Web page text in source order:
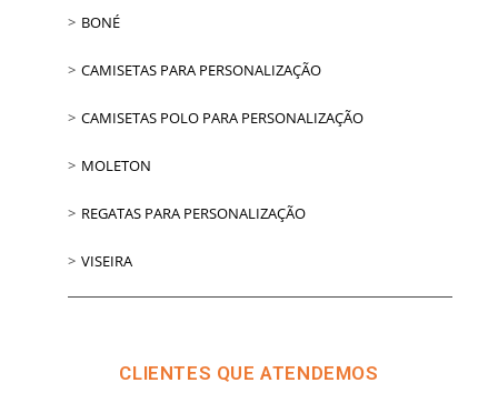
BONÉ
CAMISETAS PARA PERSONALIZAÇÃO
CAMISETAS POLO PARA PERSONALIZAÇÃO
MOLETON
REGATAS PARA PERSONALIZAÇÃO
VISEIRA
CLIENTES QUE ATENDEMOS